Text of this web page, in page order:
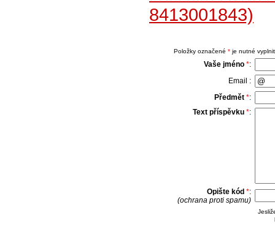
8413001843)
Položky označené *je nutné
Vaše jméno *:
Email :
Předmět *:
Text příspěvku *:
Opište kód *:
(ochrana proti spamu)